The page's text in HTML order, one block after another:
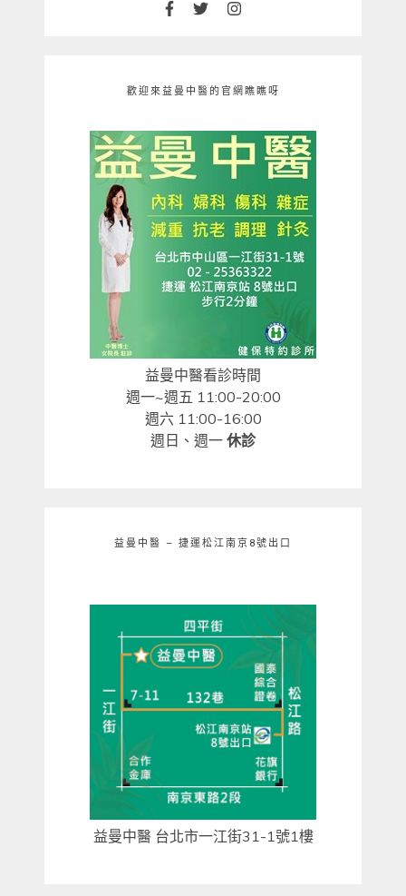
歡迎來益曼中醫的官網瞧瞧呀
益曼中醫看診時間
週一~週五 11:00-20:00
週六 11:00-16:00
週日、週一 休診
益曼中醫 – 捷運松江南京8號出口
益曼中醫 台北市一江街31-1號1樓